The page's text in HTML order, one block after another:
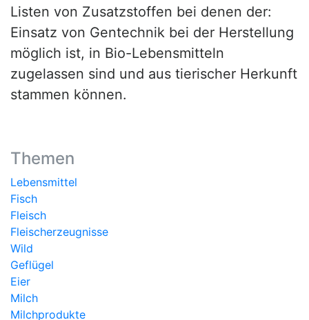
Listen von Zusatzstoffen bei denen der:
Einsatz von Gentechnik bei der Herstellung
möglich ist, in Bio-Lebensmitteln
zugelassen sind und aus tierischer Herkunft
stammen können.
Themen
Lebensmittel
Fisch
Fleisch
Fleischerzeugnisse
Wild
Geflügel
Eier
Milch
Milchprodukte